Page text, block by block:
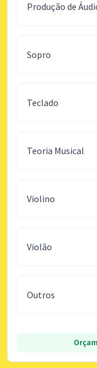
Produção de
Sopro
Teclado
Teoria Musical
Violino
Violão
Outros